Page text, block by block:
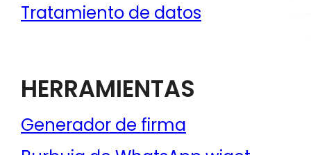
Tratamiento de datos
HERRAMIENTAS
Generador de firma